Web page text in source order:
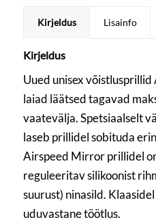
Kirjeldus Lisainfo
Kirjeldus
Uued unisex
laiad läätsed tagavad
vaatevälja. Spetsiaalselt
laseb prillidel sobituda
Airspeed Mirror prillidel
reguleeritav silikoonist
suurust) ninasild.
uduvastane töötlus.